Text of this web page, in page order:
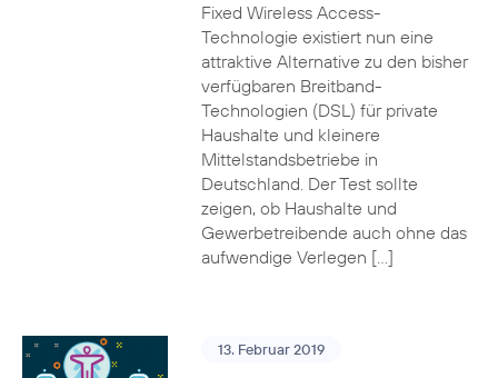
Fixed Wireless Access-
Technologie existiert nun eine
attraktive Alternative zu den bisher
verfügbaren Breitband-
Technologien (DSL) für private
Haushalte und kleinere
Mittelstandsbetriebe in
Deutschland. Der Test sollte
zeigen, ob Haushalte und
Gewerbetreibende auch ohne das
aufwendige Verlegen […]
13. Februar 2019